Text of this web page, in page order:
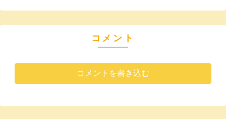
コメント
コメントを書き込む